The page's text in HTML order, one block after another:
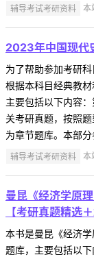
辅导考试考研资料 本
2023年中国现代
为了帮助参加考研
根据本科目经典教材
主要包括以下内容
关考研真题，按照
为章节题库。本部
辅导考试考研资料 本
曼昆《经济学原
【考研真题精选
本书是曼昆《经济
题库，主要包括以